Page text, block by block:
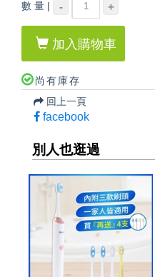
數 量 | - +
加入購物車
尚有庫存
回上一頁
facebook
別人也逛過